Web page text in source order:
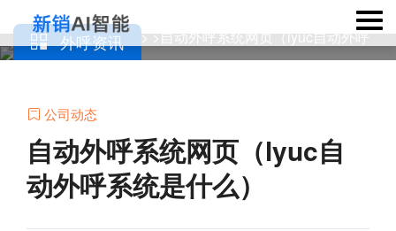
 外呼资讯
当前位置：外呼机器人
> >自动外呼系统网页（lyuc自动外呼
系统是什么）
 公司动态
自动外呼系统网页（lyuc自
动外呼系统是什么）